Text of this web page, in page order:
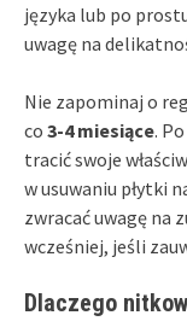
języka lub po
uwagę na
Nie zapominaj o
co 3-4 miesiące.
tracić swoje
w usuwaniu płytki
zwracać uwagę na
wcześniej, jeśli
Dlaczego